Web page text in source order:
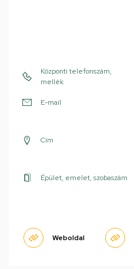
Központi telefonszám,
mellék
E-mail
Cím
Épület, emelet, szobaszám
Weboldal